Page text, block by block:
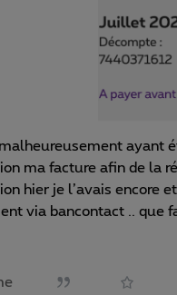
ayant
ma facture afin de la
hier je l’avais encore
via bancontact .. que